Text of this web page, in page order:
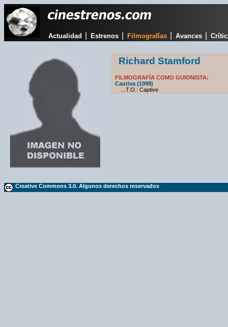
Actualidad Estrenos Filmografías Avances
Richard Stamford
FILMOGRAFÍA COMO GUIONISTA:
Cautiva (1998)
...T.O.: Captive
Creative Commons 3.0. Algunos derechos reservados